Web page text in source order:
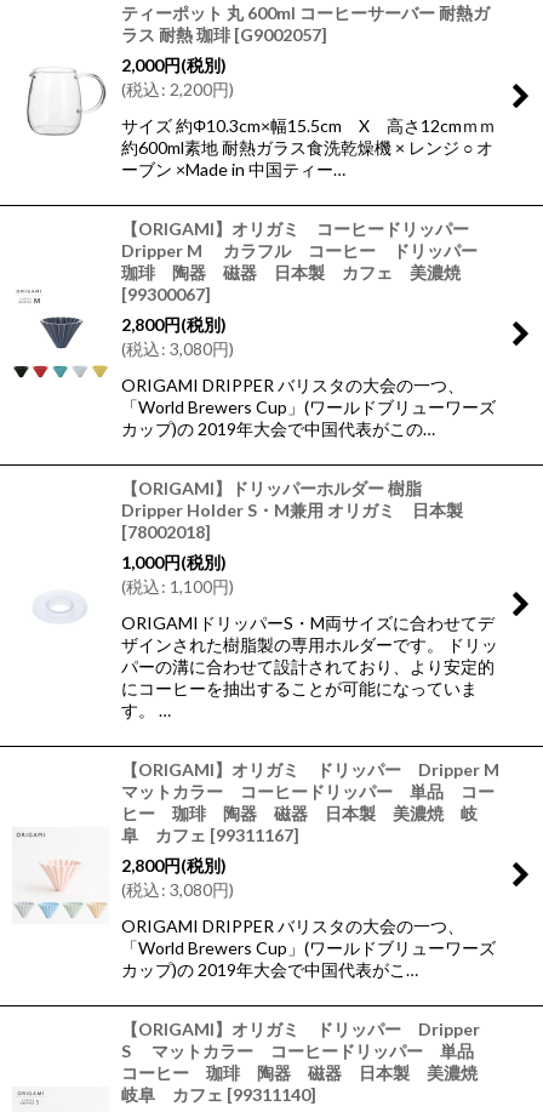
ティーポット 丸 600ml コーヒーサーバー 耐熱ガ
ラス 耐熱 珈琲 [G9002057]
2,000円(税別)
(税込: 2,200円)
サイズ 約Φ10.3cm×幅15.5cm X 高さ12cmｍｍ
約600ml素地 耐熱ガラス食洗乾燥機 × レンジ ○ オ
ーブン ×Made in 中国ティー…
【ORIGAMI】オリガミ コーヒードリッパー
Dripper M カラフル コーヒー ドリッパー
珈琲 陶器 磁器 日本製 カフェ 美濃焼
[99300067]
2,800円(税別)
(税込: 3,080円)
ORIGAMI DRIPPER バリスタの大会の一つ、
「World Brewers Cup」(ワールドブリューワーズ
カップ)の 2019年大会で中国代表がこの…
【ORIGAMI】ドリッパーホルダー 樹脂
Dripper Holder S・M兼用 オリガミ 日本製
[78002018]
1,000円(税別)
(税込: 1,100円)
ORIGAMIドリッパーS・M両サイズに合わせてデ
ザインされた樹脂製の専用ホルダーです。 ドリッ
パーの溝に合わせて設計されており、より安定的
にコーヒーを抽出することが可能になっていま
す。 …
【ORIGAMI】オリガミ ドリッパー Dripper M
マットカラー コーヒードリッパー 単品 コー
ヒー 珈琲 陶器 磁器 日本製 美濃焼 岐
阜 カフェ [99311167]
2,800円(税別)
(税込: 3,080円)
ORIGAMI DRIPPER バリスタの大会の一つ、
「World Brewers Cup」(ワールドブリューワーズ
カップ)の 2019年大会で中国代表がこ…
【ORIGAMI】オリガミ ドリッパー Dripper
S マットカラー コーヒードリッパー 単品
コーヒー 珈琲 陶器 磁器 日本製 美濃焼
岐阜 カフェ [99311140]